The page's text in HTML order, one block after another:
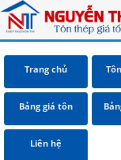
Trang chủ
Bảng giá tôn
Liên hệ